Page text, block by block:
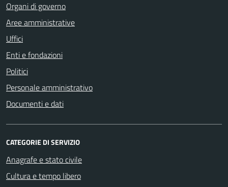
Organi di governo
Aree amministrative
Uffici
Enti e fondazioni
Politici
Personale amministrativo
Documenti e dati
CATEGORIE DI SERVIZIO
Anagrafe e stato civile
Cultura e tempo libero